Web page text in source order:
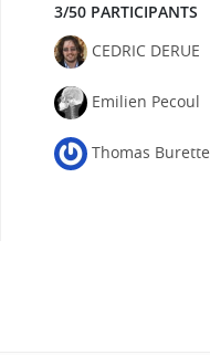
3/50 PARTICIPANTS
CEDRIC DERUE
Emilien Pecoul
Thomas Burette